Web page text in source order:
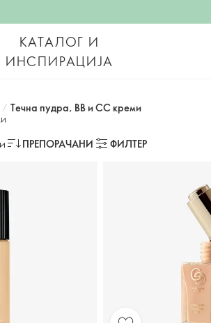
КАТАЛОГ И
ИНСПИРАЦИЈА
/ Течна пудра, BB и CC креми
ПРЕПОРАЧАНИ ФИЛТЕР